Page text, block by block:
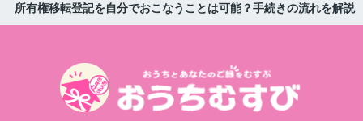
所有権移転登記を自分でおこなうことは可能？手続きの流れを解説